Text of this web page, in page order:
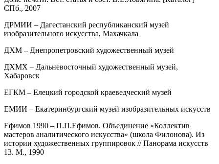
СПб., 2007
ДРМИИ – Дагестанский республиканский музей
изобразительного искусства, Махачкала
ДХМ – Днепропетровский художественный музей
ДХМХ – Дальневосточный художественный музей,
Хабаровск
ЕГКМ – Елецкий городской краеведческий музей
ЕМИИ – Екатеринбургский музей изобразительных искусств
Ефимов 1990 – П.П.Ефимов. Объединение «Коллектив
мастеров аналитического искусства» (школа Филонова). Из
истории художественных группировок // Панорама искусств
13. М., 1990